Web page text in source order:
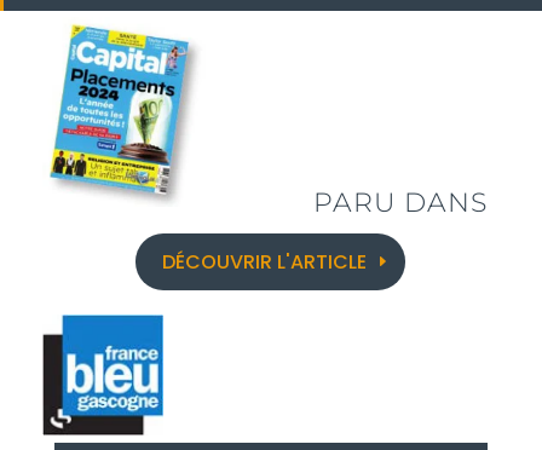
PARU DANS
DÉCOUVRIR L'ARTICLE